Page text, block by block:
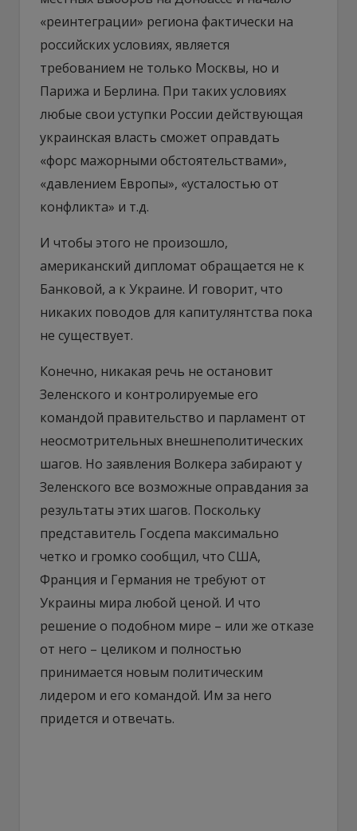
«реинтеграции» региона фактически на
российских условиях, является
требованием не только Москвы, но и
Парижа и Берлина. При таких условиях
любые свои уступки России действующая
украинская власть сможет оправдать
«форс мажорными обстоятельствами»,
«давлением Европы», «усталостью от
конфликта» и т.д.
И чтобы этого не произошло,
американский дипломат обращается не к
Банковой, а к Украине. И говорит, что
никаких поводов для капитулянтства пока
не существует.
Конечно, никакая речь не остановит
Зеленского и контролируемые его
командой правительство и парламент от
неосмотрительных внешнеполитических
шагов. Но заявления Волкера забирают у
Зеленского все возможные оправдания за
результаты этих шагов. Поскольку
представитель Госдепа максимально
четко и громко сообщил, что США,
Франция и Германия не требуют от
Украины мира любой ценой. И что
решение о подобном мире – или же отказе
от него – целиком и полностью
принимается новым политическим
лидером и его командой. Им за него
придется и отвечать.